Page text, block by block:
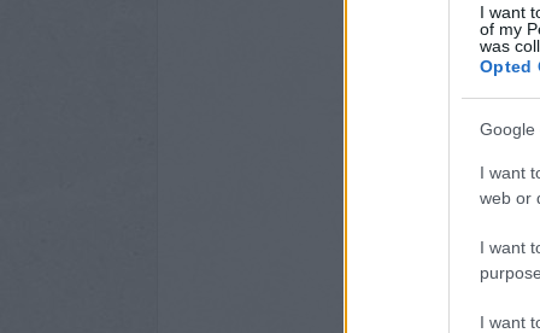
I want
of my
was
Opted
Google
I want
web or
I want
I want